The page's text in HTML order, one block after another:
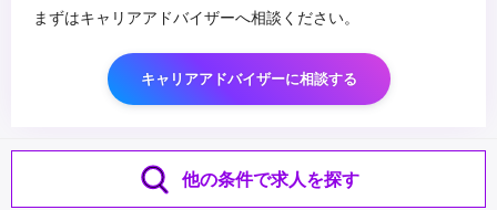
まずはキャリアアドバイザーへ相談ください。
キャリアアドバイザーに相談する
他の条件で求人を探す